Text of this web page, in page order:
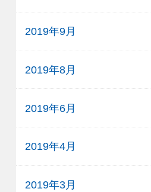
2019年9月
2019年8月
2019年6月
2019年4月
2019年3月